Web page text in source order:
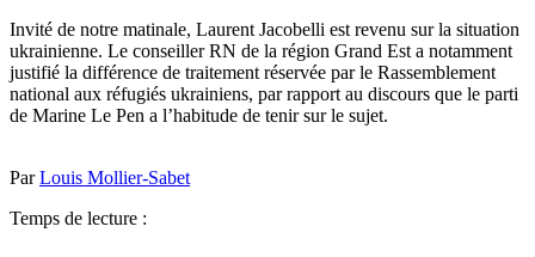
Invité de notre matinale, Laurent Jacobelli est revenu sur la situation
ukrainienne. Le conseiller RN de la région Grand Est a notamment
justifié la différence de traitement réservée par le Rassemblement
national aux réfugiés ukrainiens, par rapport au discours que le parti
de Marine Le Pen a l’habitude de tenir sur le sujet.
ParLouis Mollier-Sabet
Temps de lecture :